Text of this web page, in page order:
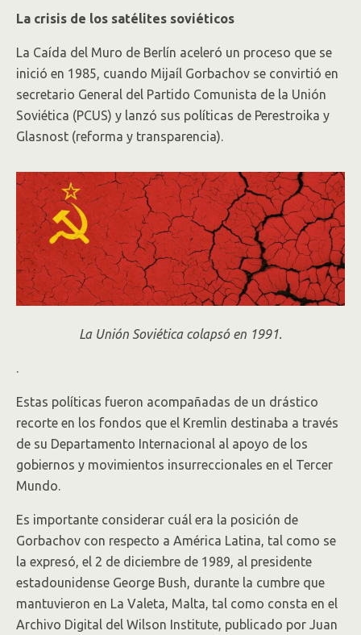
La crisis de los satélites soviéticos
La Caída del Muro de Berlín aceleró un proceso que se
inició en 1985, cuando Mijaíl Gorbachov se convirtió en
secretario General del Partido Comunista de la Unión
Soviética (PCUS) y lanzó sus políticas de Perestroika y
Glasnost (reforma y transparencia).
La Unión Soviética colapsó en 1991.
.
Estas políticas fueron acompañadas de un drástico
recorte en los fondos que el Kremlin destinaba a través
de su Departamento Internacional al apoyo de los
gobiernos y movimientos insurreccionales en el Tercer
Mundo.
Es importante considerar cuál era la posición de
Gorbachov con respecto a América Latina, tal como se
la expresó, el 2 de diciembre de 1989, al presidente
estadounidense George Bush, durante la cumbre que
mantuvieron en La Valeta, Malta, tal como consta en el
Archivo Digital del Wilson Institute, publicado por Juan